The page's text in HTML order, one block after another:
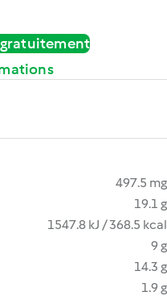
497.5 mg
19.1 g
1547.8 kJ / 368.5 kcal
9 g
14.3 g
1.9 g